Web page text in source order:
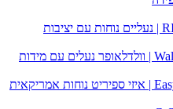
RIEKER | נעליים נוחות עם יציבות
Waldlaufer | וולדלאופר נעלים עם מידות
Easy Spirit | איזי ספיריט נוחות אמריקאית